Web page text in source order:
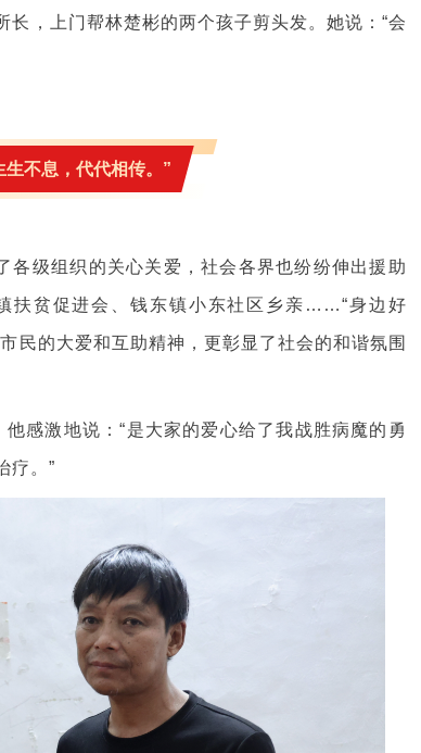
，上门帮林楚彬的两个孩子剪头发。她说：“会
不息，代代相传。”
各级组织的关心关爱，社会各界也纷纷伸出援助
扶贫促进会、钱东镇小东社区乡亲……“身边好
民的大爱和互助精神，更彰显了社会的和谐氛围
感激地说：“是大家的爱心给了我战胜病魔的勇
疗。”